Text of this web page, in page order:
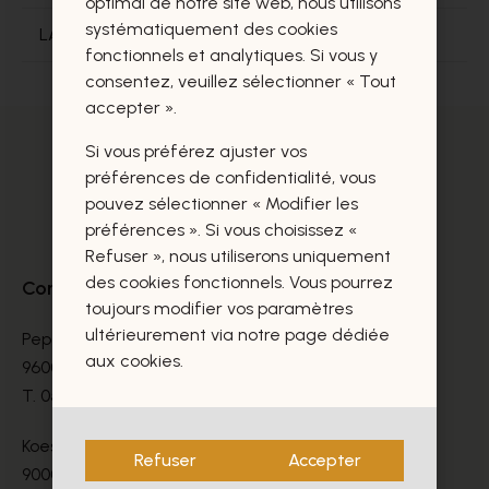
LA TRANSACTION EST ELLE SECURISEE?
Contact
Peperstraat 9-11
9600 Ronse
T. 055 21 19 67
Koestraat 13
9000 Gent
systématiquement des cookies
fonctionnels et analytiques. Si vous y
consentez, veuillez sélectionner « Tout
accepter ».
Si vous préférez ajuster vos
préférences de confidentialité, vous
pouvez sélectionner « Modifier les
préférences ». Si vous choisissez «
Refuser », nous utiliserons uniquement
des cookies fonctionnels. Vous pourrez
toujours modifier vos paramètres
ultérieurement via notre page dédiée
aux cookies.
Refuser Accepter